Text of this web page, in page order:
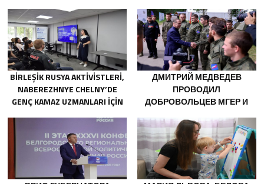
SARATOV’DA AÇILDI
BIRLEŞIK RUSYA AKTIVISTLERI,
NABEREZHNYE CHELNY’DE
GENÇ KAMAZ UZMANLARI IÇIN
ДМИТРИЙ МЕДВЕДЕВ
ПРОВОДИЛ
ДОБРОВОЛЬЦЕВ МГЕР И
НА ПЕРЕДОВУЮ